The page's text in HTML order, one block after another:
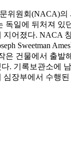
위원회(NACA)의
독일에 뒤처져 있
지어졌다. NACA
Sweetman
은 건물에서 출발
. 기록보관소에
심장부에서 수행